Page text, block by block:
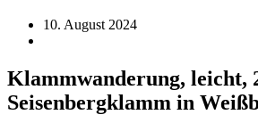
10. August 2024
Klammwanderung, leicht,
Seisenbergklamm in